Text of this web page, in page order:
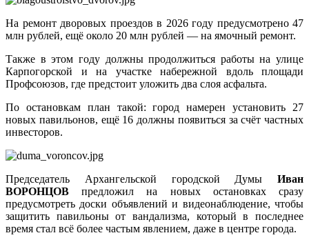
На ремонт дворовых проездов в 2026 году предусмотрено 47
млн рублей, ещё около 20 млн рублей — на ямочный ремонт.
Также в этом году должны продолжиться работы на улице
Карпогорской и на участке набережной вдоль площади
Профсоюзов, где предстоит уложить два слоя асфальта.
По остановкам план такой: город намерен установить 27
новых павильонов, ещё 16 должны появиться за счёт частных
инвесторов.
Председатель Архангельской городской Думы Иван
ВОРОНЦОВ предложил на новых остановках сразу
предусмотреть доски объявлений и видеонаблюдение, чтобы
защитить павильоны от вандализма, который в последнее
время стал всё более частым явлением, даже в центре города.